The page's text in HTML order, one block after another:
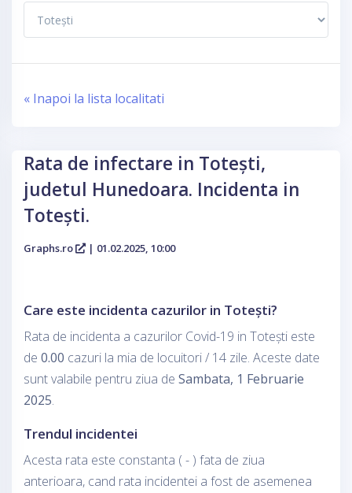
« Inapoi la lista localitati
Rata de infectare in Totești,
judetul Hunedoara. Incidenta in
Totești.
Graphs.ro | 01.02.2025, 10:00
Care este incidenta cazurilor in Totești?
Rata de incidenta a cazurilor Covid-19 in Totești este
de 0.00 cazuri la mia de locuitori / 14 zile. Aceste date
sunt valabile pentru ziua de Sambata, 1 Februarie
2025.
Trendul incidentei
Acesta rata este constanta ( - ) fata de ziua
anterioara, cand rata incidentei a fost de asemenea